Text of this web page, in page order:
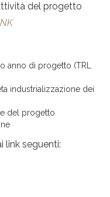
del progetto
anno di progetto (TRL
industrializzazione dei
del progetto
link seguenti: